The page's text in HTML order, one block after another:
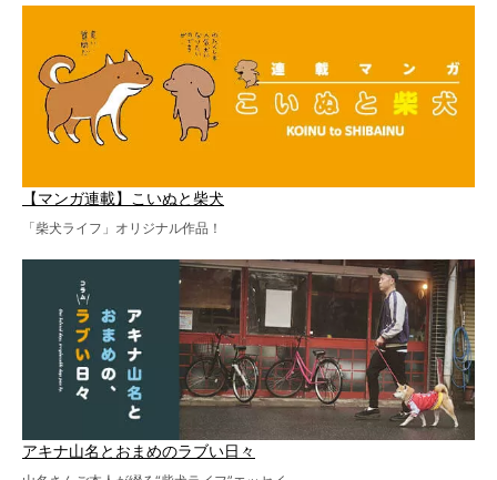
【マンガ連載】こいぬと柴犬
「柴犬ライフ」オリジナル作品！
アキナ山名とおまめのラブい日々